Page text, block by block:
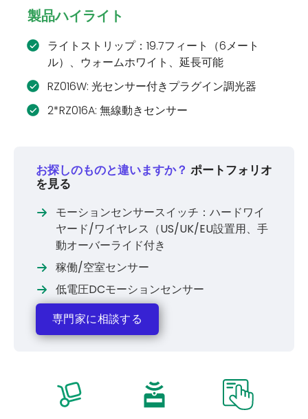
製品ハイライト
ライトストリップ：19.7フィート（6メート
ル）、ウォームホワイト、延長可能
RZ016W: 光センサー付きプラグイン調光器
2*RZ016A: 無線動きセンサー
お探しのものと違いますか？ ポートフォリオ
を見る
モーションセンサースイッチ：ハードワイ
ヤード/ワイヤレス（US/UK/EU設置用、手
動オーバーライド付き
稼働/空室センサー
低電圧DCモーションセンサー
専門家に相談する